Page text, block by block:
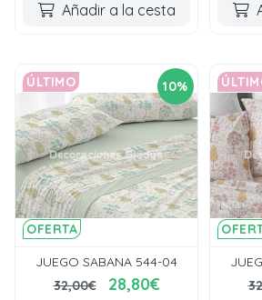
Añadir a la cesta
10%
OFERTA
ÚLTIMO
JUEGO SABANA 544-04
32,00€
28,80€